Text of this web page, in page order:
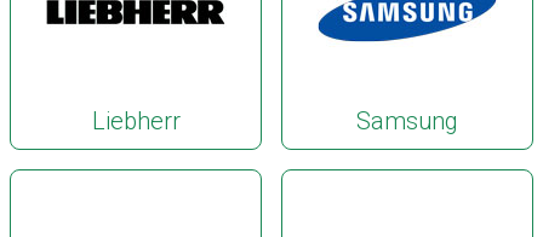
Liebherr Samsung